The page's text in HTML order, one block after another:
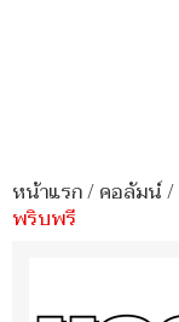
หน้าแรก/คอลัมน์/
พริบพรี